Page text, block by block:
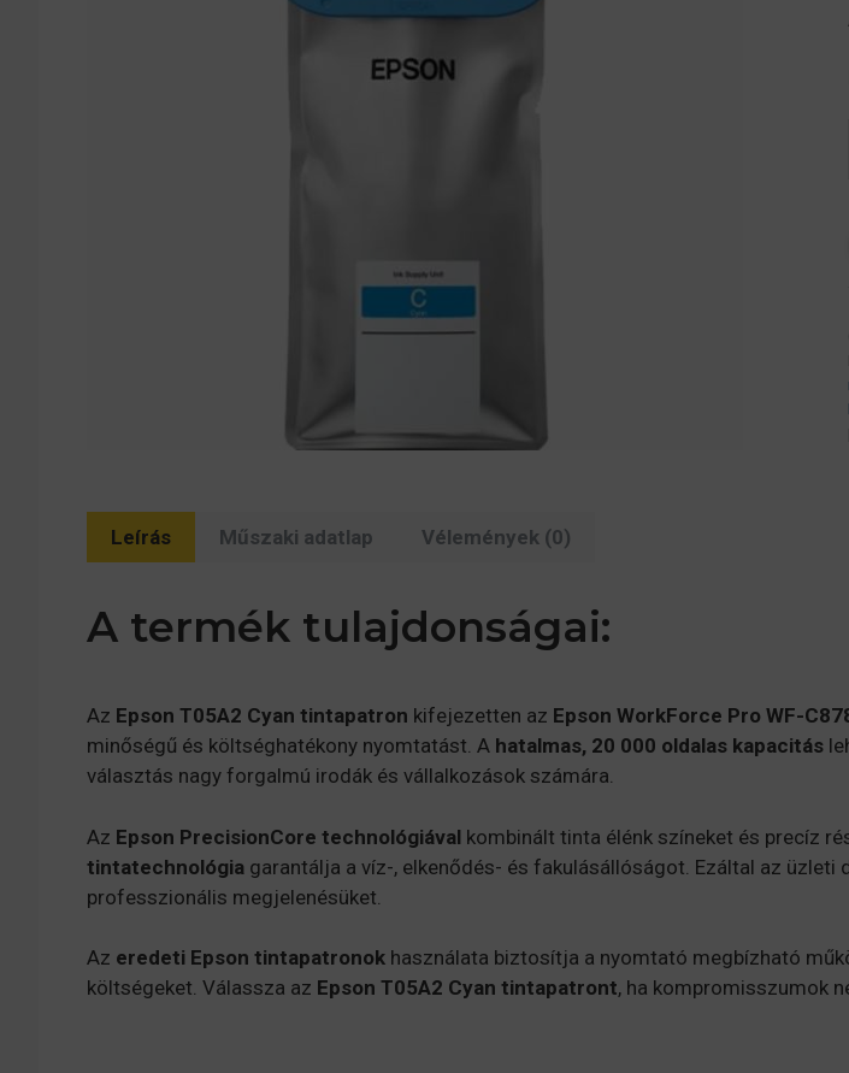
Leírás Műszaki adatlap Vélemények (0)
A termék tulajdonságai:
Az Epson T05A2 Cyan tintapatron kifejezetten az Epson WorkForce Pro WF-
minőségű és költséghatékony nyomtatást. A hatalmas, 20 000 oldalas kapacitás
választás nagy forgalmú irodák és vállalkozások számára.
Az Epson PrecisionCore technológiával kombinált tinta élénk színeket és precíz
tintatechnológia garantálja a víz-, elkenődés- és fakulásállóságot. Ezáltal az
professzionális megjelenésüket.
Az eredeti Epson tintapatronok használata biztosítja a nyomtató megbízható
költségeket. Válassza az Epson T05A2 Cyan tintapatront, ha kompromisszumok